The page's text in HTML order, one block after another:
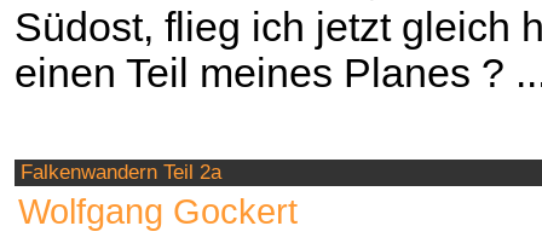
Südost, flieg ich jetzt gleich
einen Teil meines Planes ?
Falkenwandern Teil 2a
Wolfgang Gockert